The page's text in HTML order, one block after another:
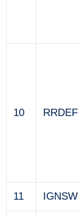
10 RRDEF
11 IGNSW